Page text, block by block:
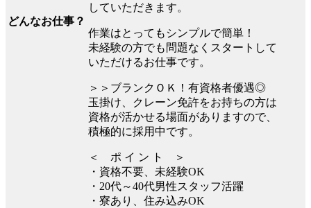
どんなお仕事？
していただきます。
作業はとってもシンプルで簡単！
未経験の方でも問題なくスタートして
いただけるお仕事です。
＞＞ブランクＯＫ！有資格者優遇◎
玉掛け、クレーン免許をお持ちの方は
資格が活かせる場面がありますので、
積極的に採用中です。
＜ ポ イ ン ト ＞
・資格不要、未経験OK
・20代～40代男性スタッフ活躍
・寮あり、住み込みOK